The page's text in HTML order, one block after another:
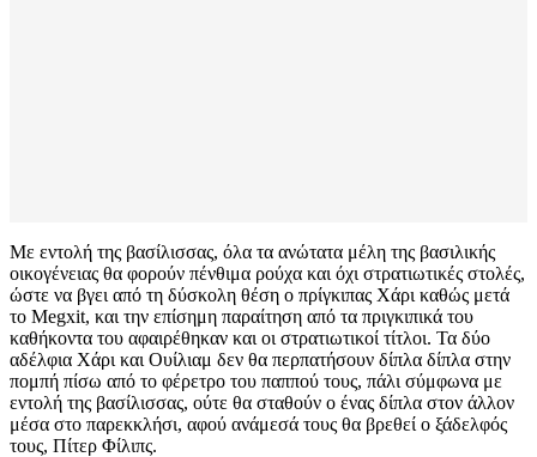
Με εντολή της βασίλισσας, όλα τα ανώτατα μέλη της βασιλικής
οικογένειας θα φορούν πένθιμα ρούχα και όχι στρατιωτικές στολές,
ώστε να βγει από τη δύσκολη θέση ο πρίγκιπας Χάρι καθώς μετά
το Megxit, και την επίσημη παραίτηση από τα πριγκιπικά του
καθήκοντα του αφαιρέθηκαν και οι στρατιωτικοί τίτλοι. Τα δύο
αδέλφια Χάρι και Ουίλιαμ δεν θα περπατήσουν δίπλα δίπλα στην
πομπή πίσω από το φέρετρο του παππού τους, πάλι σύμφωνα με
εντολή της βασίλισσας, ούτε θα σταθούν ο ένας δίπλα στον άλλον
μέσα στο παρεκκλήσι, αφού ανάμεσά τους θα βρεθεί ο ξάδελφός
τους, Πίτερ Φίλιπς.